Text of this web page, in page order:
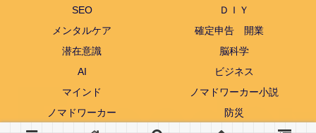
SEO
ＤＩＹ
メンタルケア
確定申告 開業
潜在意識
脳科学
AI
ビジネス
マインド
ノマドワーカー小説
ノマドワーカー
防災